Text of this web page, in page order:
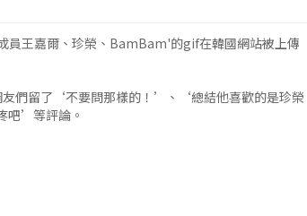
員王嘉爾、珍榮、BamBam'的gif在韓國網站被上傳
們留了‘不要問那樣的！’、‘總結他喜歡的是珍榮
吧’等評論。